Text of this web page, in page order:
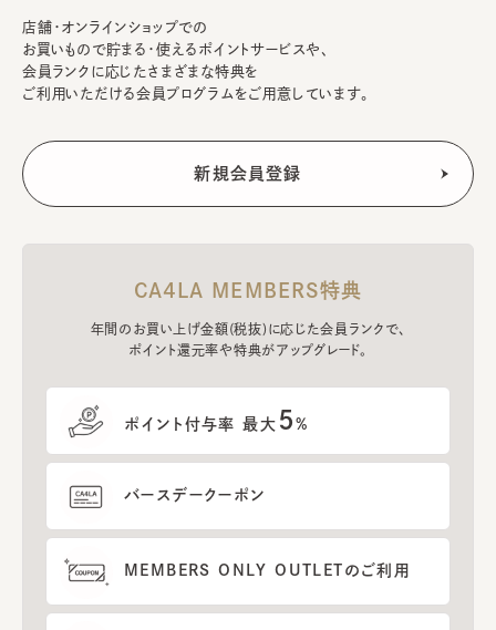
店舗・オンラインショップでの
お買いもので貯まる・使えるポイントサービスや、
会員ランクに応じたさまざまな特典を
ご利用いただける会員プログラムをご用意しています。
CA4LA MEMBERS特典
年間のお買い上げ金額(税抜)に応じた会員ランクで、
ポイント還元率や特典がアップグレード。
ポイント付与率 最大 5%
バースデークーポン
MEMBERS ONLY OUTLETのご利用